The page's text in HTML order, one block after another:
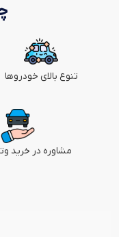
تنوع بالای خودروها
مشاوره در خرید